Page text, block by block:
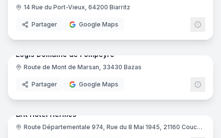
14 Rue du Port-Vieux, 64200 Biarritz
Partager Google Maps
64
Logis Domaine de Fompeyre
Route de Mont de Marsan, 33430 Bazas
Partager Google Maps
15
Brit Hotel Hermes
Route Départementale 974, Rue du 8 Mai 1945, 21160 Couchey